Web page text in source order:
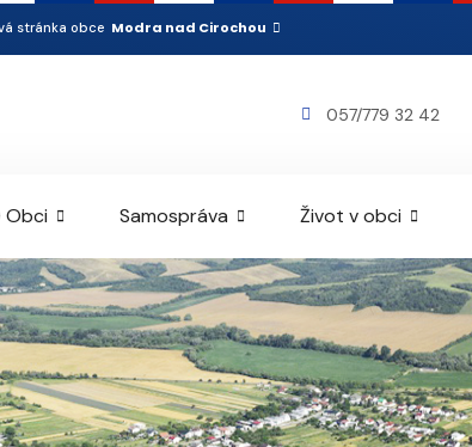
stránka obce Modra nad Cirochou
057/779 32 42
Obci Samospráva Život v obci